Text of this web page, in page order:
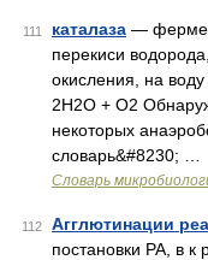
111 каталаза —
перекиси
окисления, на
2H2O + O2
некоторых
словарь&#8230; …
Словарь
112 Агглютинации
постановки РА, в к